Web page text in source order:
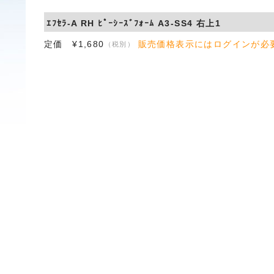
ｴﾌｾﾗ-A RH ﾋﾟｰｼｰｽﾞﾌｫｰﾑ A3-SS4 右上1
定価 ¥1,680 （税別） 販売価格表示にはログインが必